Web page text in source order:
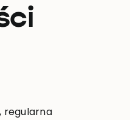
regularna